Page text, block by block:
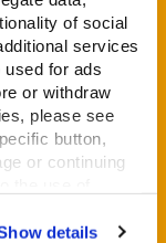
of social
services
for ads
or withdraw
please see
button,
or continuing
details
Capellino)